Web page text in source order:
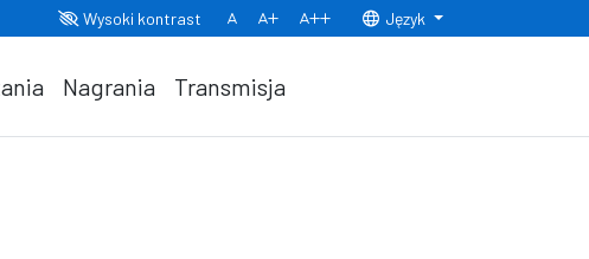
Wysoki kontrast
Normalny rozmiar czcionki
Rozmiar czcionki 150% Rozmiar czcionki 200%
Język
Nagrania Transmisja